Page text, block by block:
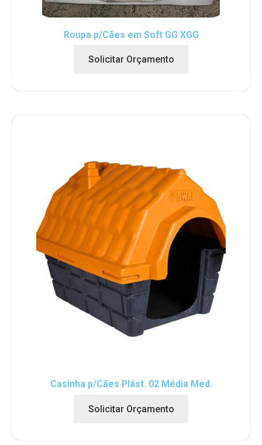
Roupa p/Cães em Soft GG XGG
Solicitar Orçamento
Casinha p/Cães Plást. 02 Média Med.
Solicitar Orçamento